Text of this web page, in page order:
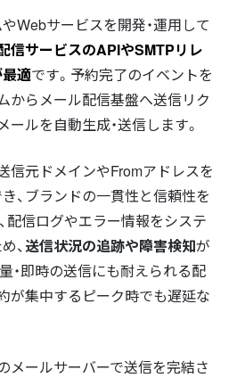
Webサービスを開発・運用して
信サービスのAPIやSMTPリレ
適です。予約完了のイベントを
からメール配信基盤へ送信リク
ールを自動生成・送信します。
信元ドメインやFromアドレスを
、ブランドの一貫性と信頼性を
配信ログやエラー情報をシステ
、送信状況の追跡や障害検知が
・即時の送信にも耐えられる配
が集中するピーク時でも遅延な
メールサーバーで送信を完結さ